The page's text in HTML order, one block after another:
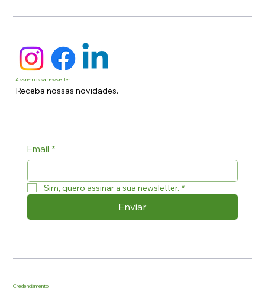
Assine nossa newsletter
Receba nossas novidades.
Email *
Sim, quero assinar a sua newsletter. *
Enviar
Credenciamento